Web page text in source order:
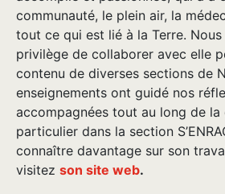
communauté, le plein air, la
tout ce qui est lié à la Terre. Nous
privilège de collaborer avec elle
contenu de diverses sections de
enseignements ont guidé nos
accompagnées tout au long de la
particulier dans la section
connaître davantage sur son
visitez son site web.